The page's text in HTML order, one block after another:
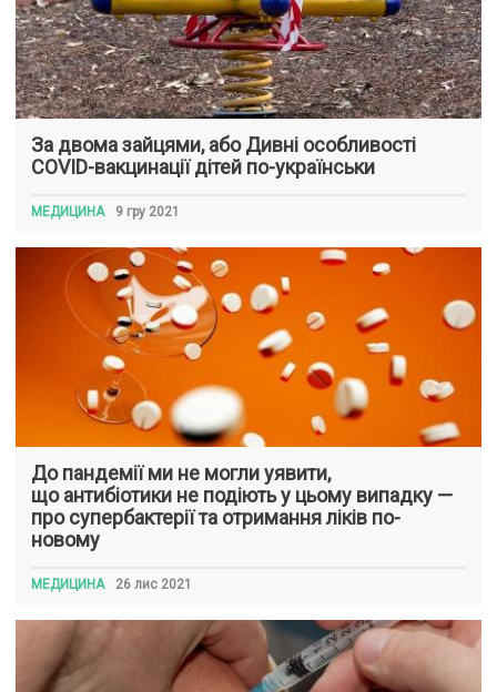
За двома зайцями, або Дивні особливості
COVID-вакцинації дітей по-українськи
МЕДИЦИНА 9 гру 2021
До пандемії ми не могли уявити,
що антибіотики не подіють у цьому випадку —
про супербактерії та отримання ліків по-
новому
МЕДИЦИНА 26 лис 2021